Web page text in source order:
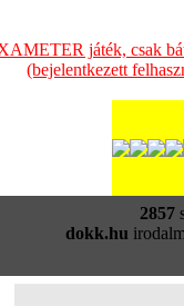
játék, csak
(bejelentkezett
2857
dokk.hu